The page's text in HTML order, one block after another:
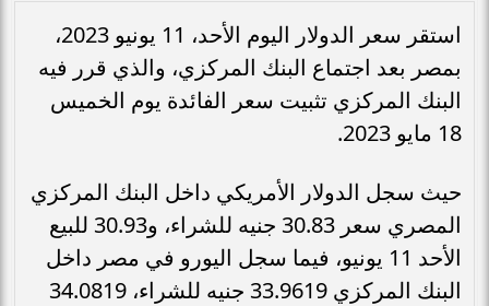
استقر سعر الدولار اليوم الأحد، 11 يونيو 2023،
بمصر بعد اجتماع البنك المركزي، والذي قرر فيه
البنك المركزي تثبيت سعر الفائدة يوم الخميس
18 مايو 2023.
حيث سجل الدولار الأمريكي داخل البنك المركزي
المصري سعر 30.83 جنيه للشراء، و30.93 للبيع
الأحد 11 يونيو، فيما سجل اليورو في مصر داخل
البنك المركزي 33.9619 جنيه للشراء، 34.0819